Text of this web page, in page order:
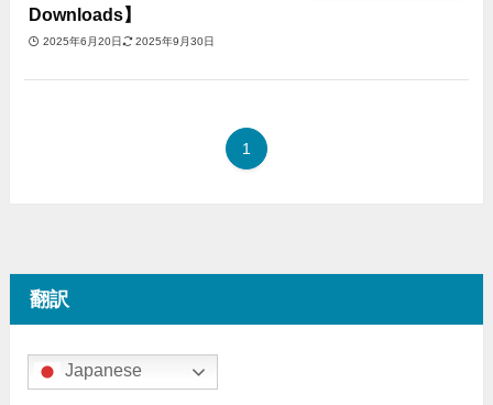
Downloads】
2025年6月20日 2025年9月30日
1
翻訳
Japanese